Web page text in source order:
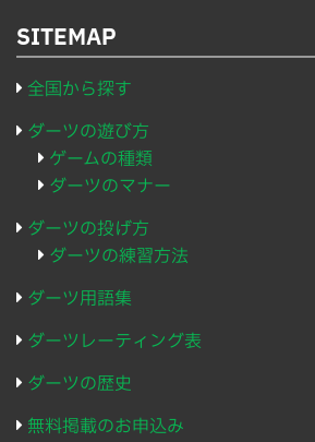
SITEMAP
全国から探す
ダーツの遊び方
ゲームの種類
ダーツのマナー
ダーツの投げ方
ダーツの練習方法
ダーツ用語集
ダーツレーティング表
ダーツの歴史
無料掲載のお申込み